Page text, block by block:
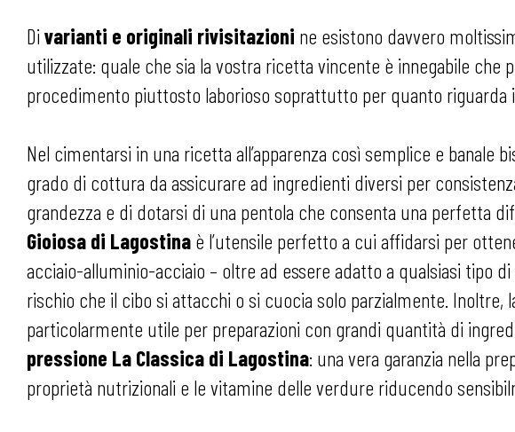
Di varianti e originali rivisitazioni ne esistono davvero
utilizzate: quale che sia la vostra ricetta vincente è innegabile
procedimento piuttosto laborioso soprattutto per quanto
Nel cimentarsi in una ricetta all’apparenza così semplice e
grado di cottura da assicurare ad ingredienti diversi per
grandezza e di dotarsi di una pentola che consenta una perfetta
Gioiosa di Lagostina è l’utensile perfetto a cui affidarsi per
acciaio-alluminio-acciaio – oltre ad essere adatto a qualsiasi tipo
rischio che il cibo si attacchi o si cuocia solo parzialmente.
particolarmente utile per preparazioni con grandi quantità di
pressione La Classica di Lagostina: una vera garanzia nella
proprietà nutrizionali e le vitamine delle verdure riducendo